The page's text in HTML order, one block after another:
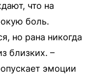
что на
боль.
но рана никогда
близких. –
эмоции